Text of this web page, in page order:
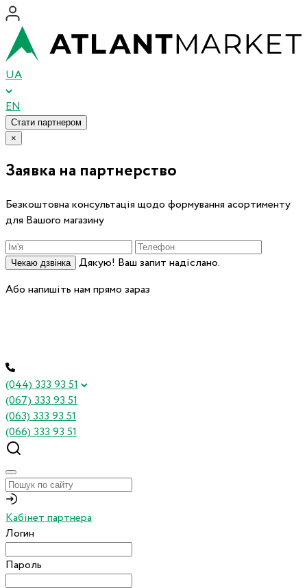
UA
EN
Стати партнером
×
Заявка на партнерство
Безкоштовна консультація щодо формування асортименту
для Вашого магазину
Чекаю дзвінка
Дякую! Ваш запит надіслано.
Або напишіть нам прямо зараз
(044) 333 93 51
(067) 333 93 51
(063) 333 93 51
(066) 333 93 51
Кабінет партнера
Логин
Пароль